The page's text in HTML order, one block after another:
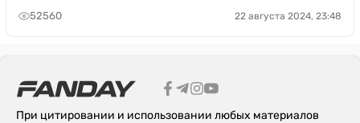
52560 22 августа 2024, 23:48
При цитировании и использовании любых материалов